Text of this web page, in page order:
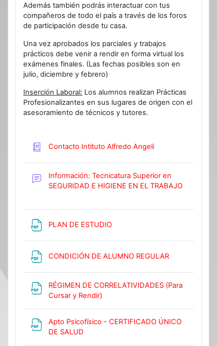
Además también podrás interactuar con tus
compañeros de todo el país a través de los foros
de participación desde tu casa.
Una vez aprobados los parciales y trabajos
prácticos debe venir a rendir en forma virtual los
exámenes finales. (Las fechas posibles son en
julio, diciembre y febrero)
Inserción Laboral: Los alumnos realizan Prácticas
Profesionalizantes en sus lugares de origen con el
asesoramiento de técnicos y tutores.
Contacto Intituto Alfredo AngeliGlossary
Información: Tecnicatura Superior en
SEGURIDAD E HIGIENE EN EL TRABAJO
PLAN DE ESTUDIO
CONDICIÓN DE ALUMNO REGULAR
RÉGIMEN DE CORRELATIVIDADES (Para
Cursar y Rendir)
Apto Psicofísico - CERTIFICADO ÚNICO
DE SALUD